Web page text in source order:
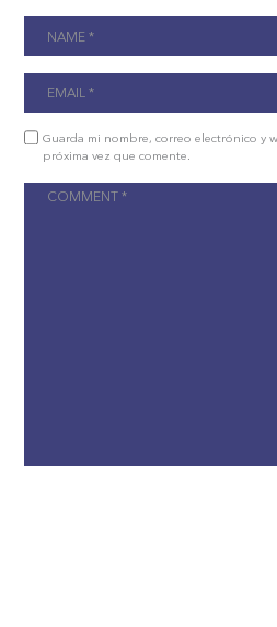
Guarda mi nombre, correo electrónico y
próxima vez que comente.